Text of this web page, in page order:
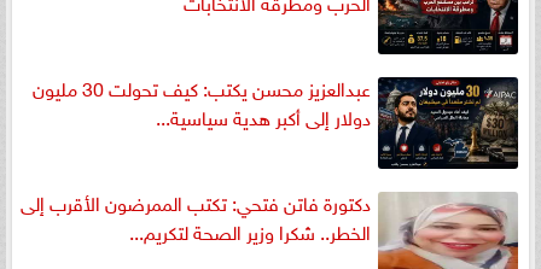
عبدالعزيز محسن يكتب: كيف تحولت 30 مليون
دولار إلى أكبر هدية سياسية...
دكتورة فاتن فتحي: تكتب الممرضون الأقرب إلى
الخطر.. شكرا وزير الصحة لتكريم...